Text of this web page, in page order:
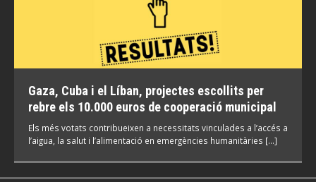
Gaza, Cuba i el Líban, projectes escollits per
rebre els 10.000 euros de cooperació municipal
Els més votats contribueixen a necessitats vinculades a l’accés a
l’aigua, la salut i l’alimentació en emergències humanitàries […]